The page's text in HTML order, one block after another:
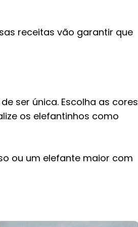
receitas vão garantir que
ser única. Escolha as cores
os elefantinhos como
ou um elefante maior com